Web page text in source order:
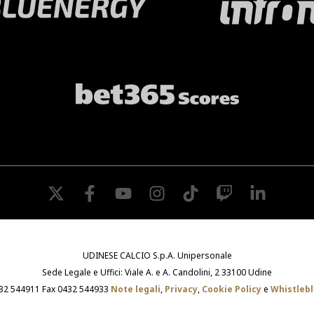
twitter facebookyoutube instagramtiktok twitch
UDINESE CALCIO S.p.A. Unipersonale
Sede Legale e Uffici: Viale A. e A. Candolini, 2 33100 Udine
544911 Fax 0432 544933 Note legali, Privacy, Cookie Policye